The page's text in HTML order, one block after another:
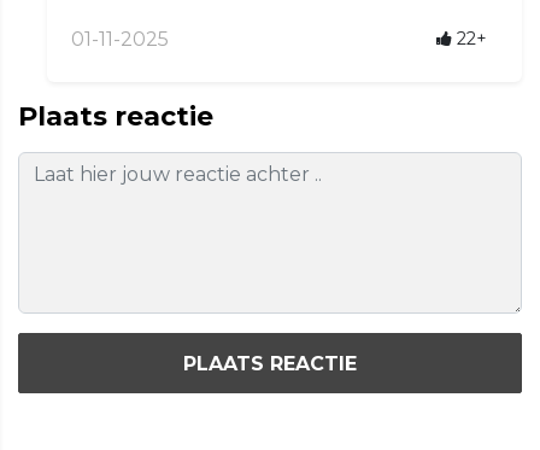
01-11-2025 22+
Plaats reactie
PLAATS REACTIE